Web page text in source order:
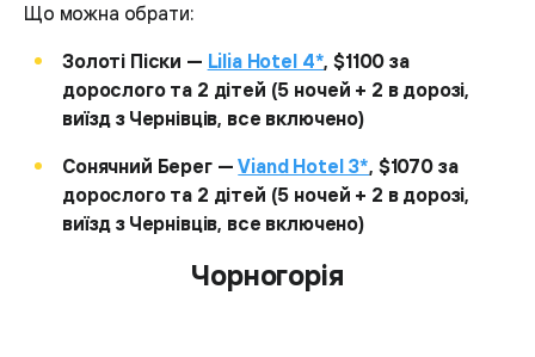
Що можна обрати:
Золоті Піски — Lilia Hotel 4*, $1100 за
дорослого та 2 дітей (5 ночей + 2 в дорозі,
виїзд з Чернівців, все включено)
Сонячний Берег —Viand Hotel 3*, $1070 за
дорослого та 2 дітей (5 ночей + 2 в дорозі,
виїзд з Чернівців, все включено)
Чорногорія